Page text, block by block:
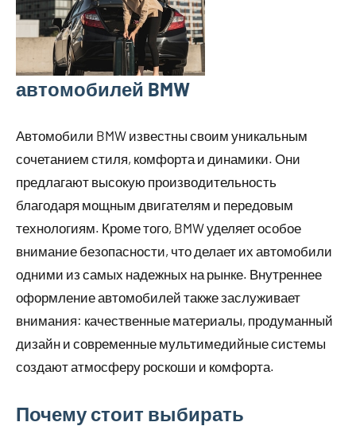
автомобилей BMW
Автомобили BMW известны своим уникальным
сочетанием стиля, комфорта и динамики. Они
предлагают высокую производительность
благодаря мощным двигателям и передовым
технологиям. Кроме того, BMW уделяет особое
внимание безопасности, что делает их автомобили
одними из самых надежных на рынке. Внутреннее
оформление автомобилей также заслуживает
внимания: качественные материалы, продуманный
дизайн и современные мультимедийные системы
создают атмосферу роскоши и комфорта.
Почему стоит выбирать